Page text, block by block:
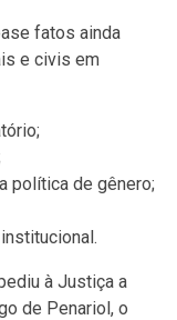
fatos ainda
e civis em
política de gênero;
à Justiça a
de Penariol, o